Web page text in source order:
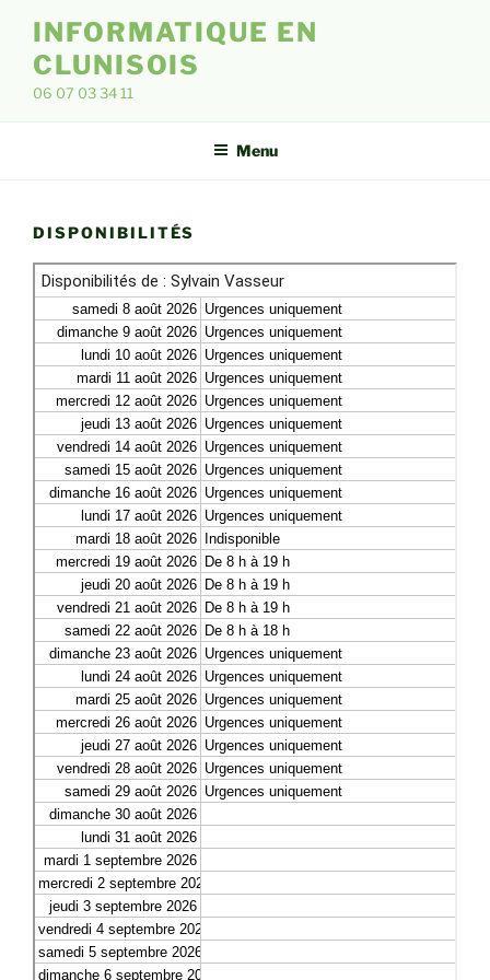
contenu
principal
INFORMATIQUE EN
CLUNISOIS
06 07 03 34 11
Menu
DISPONIBILITÉS